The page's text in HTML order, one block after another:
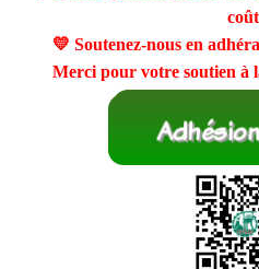
💛 Soutenez-nous en
Merci pour votre soutien à